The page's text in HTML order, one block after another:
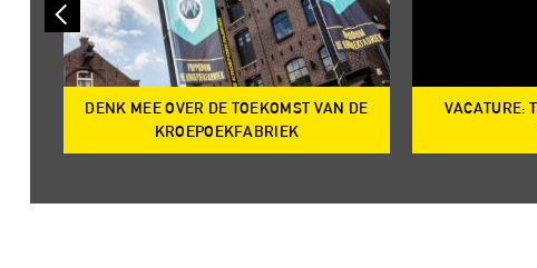
DENK MEE OVER DE TOEKOMST VAN DE
KROEPOEKFABRIEK
VACATURE: